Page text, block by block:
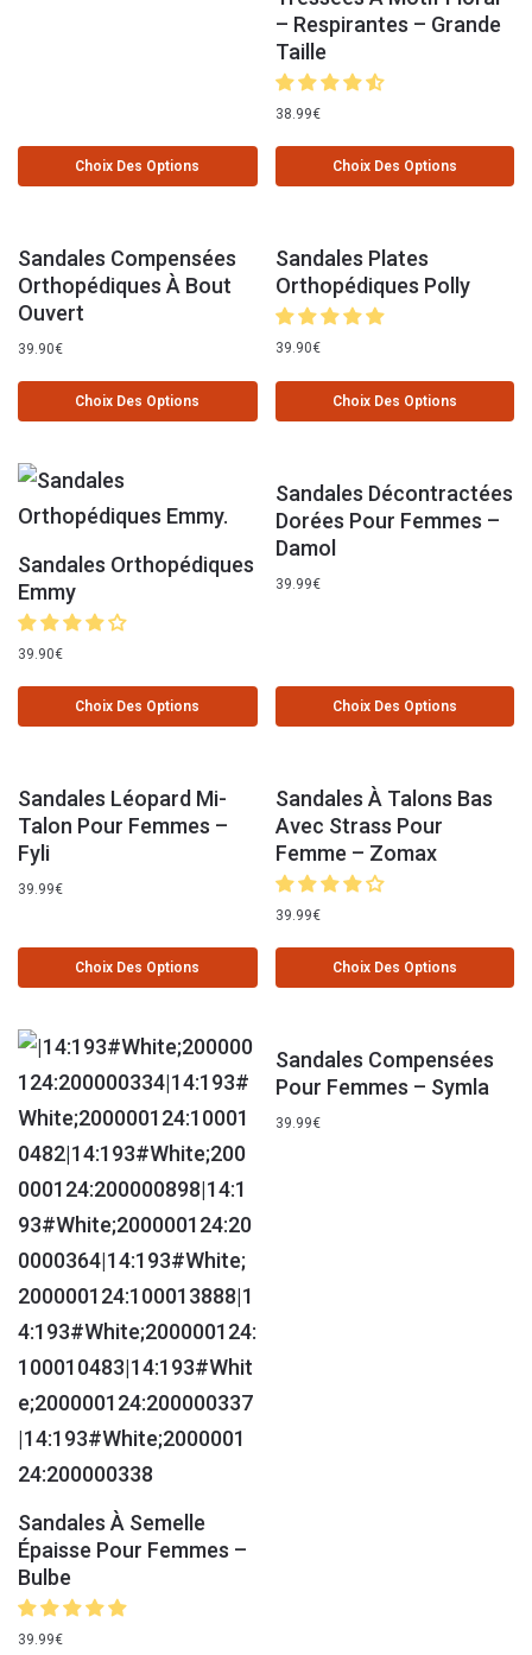
Choix Des Options
– Respirantes – Grande
Taille
38.99€
Choix Des Options
Sandales Compensées
Orthopédiques À Bout
Ouvert
39.90€
Choix Des Options
Sandales Plates
Orthopédiques Polly
39.90€
Choix Des Options
Sandales Orthopédiques
Emmy
39.90€
Choix Des Options
Sandales Décontractées
Dorées Pour Femmes –
Damol
39.99€
Choix Des Options
Sandales Léopard Mi-
Talon Pour Femmes –
Fyli
39.99€
Choix Des Options
Sandales À Talons Bas
Avec Strass Pour
Femme – Zomax
39.99€
Choix Des Options
Sandales À Semelle
Épaisse Pour Femmes –
Bulbe
39.99€
Sandales Compensées
Pour Femmes – Symla
39.99€